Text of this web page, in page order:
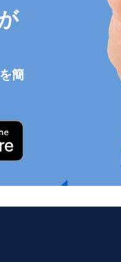
ポップアップを閉じる
簡